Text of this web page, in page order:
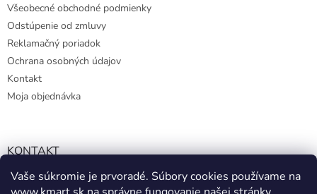
Vaše súkromie je prvoradé. Súbory cookies používame na
Všeobecné obchodné podmienky
Odstúpenie od zmluvy
Reklamačný poriadok
Ochrana osobných údajov
Kontakt
Moja objednávka
KONTAKT
info@kmart.sk